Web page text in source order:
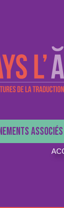
ASSOCIÉS